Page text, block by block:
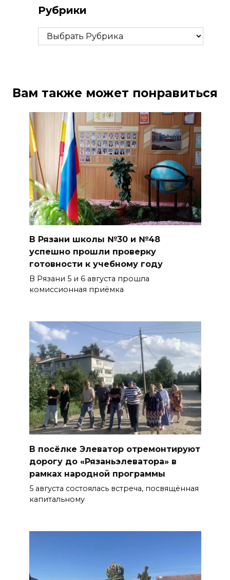
Рубрики
Рубрики
Вам также может понравиться
В Рязани школы №30 и №48
успешно прошли проверку
готовности к учебному году
В Рязани 5 и 6 августа прошла
комиссионная приёмка
В посёлке Элеватор отремонтируют
дорогу до «Рязаньэлеватора» в
рамках народной программы
5 августа состоялась встреча, посвящённая
капитальному